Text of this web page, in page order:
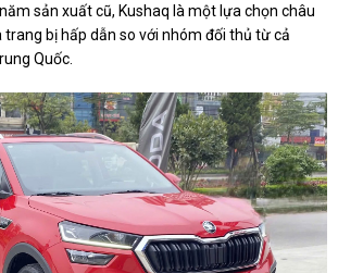
sản xuất cũ, Kushaq là một lựa chọn châu
trang bị hấp dẫn so với nhóm đối thủ từ cả
Quốc.